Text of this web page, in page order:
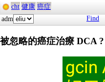
cht 健康 癌症
adm
Find
被忽略的癌症治療 DCA ?